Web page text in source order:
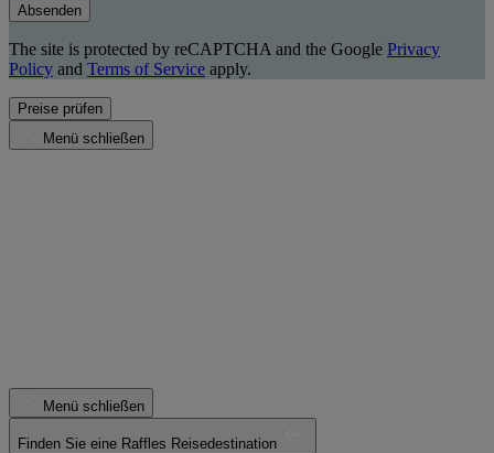
Absenden
The site is protected by reCAPTCHA and the Google Privacy
Policy and Terms of Service apply.
Preise prüfen
Menü schließen
Menü schließen
Finden Sie eine Raffles Reisedestination